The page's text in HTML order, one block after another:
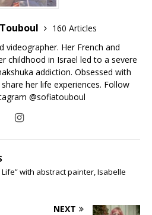
160 Articles
videographer. Her French and
childhood in Israel led to a severe
addiction. Obsessed with
her life experiences. Follow
@sofiatouboul
Life” with abstract painter, Isabelle
NEXT